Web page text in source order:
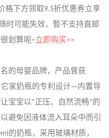
格下方领取9.5折优惠券立享
时可能失效，暂不支持直邮
划算呢~立即购买>>
的母婴品牌，产品曾获
家奶瓶的专利设计—内置导
宝宝以“正压、自然流畅”的
避免因液体流入耳朵中而引
的奶瓶，采用玻璃材质，